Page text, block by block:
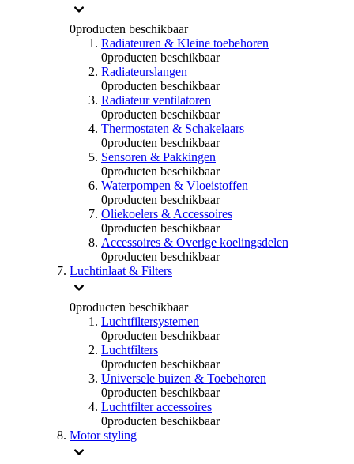
0producten beschikbaar
Radiateuren & Kleine toebehoren
0producten beschikbaar
Radiateurslangen
0producten beschikbaar
Radiateur ventilatoren
0producten beschikbaar
Thermostaten & Schakelaars
0producten beschikbaar
Sensoren & Pakkingen
0producten beschikbaar
Waterpompen & Vloeistoffen
0producten beschikbaar
Oliekoelers & Accessoires
0producten beschikbaar
Accessoires & Overige koelingsdelen
0producten beschikbaar
Luchtinlaat & Filters
0producten beschikbaar
Luchtfiltersystemen
0producten beschikbaar
Luchtfilters
0producten beschikbaar
Universele buizen & Toebehoren
0producten beschikbaar
Luchtfilter accessoires
0producten beschikbaar
Motor styling